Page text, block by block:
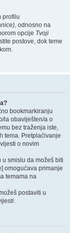
profilu
, odnosno na
opcije Tvoji
postove, dok teme
bookmarkiranju
la obaviješten/a o
bez traženja iste,
tema. Pretplaćivanje
o novim
smislu da možeš biti
omogućava primanje
temama na
postaviti u
.